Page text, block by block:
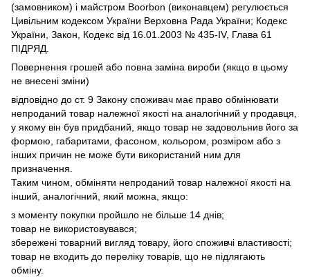
(замовником) і майстром Boorbon (виконавцем) регулюється
Цивільним кодексом України Верховна Рада України; Кодекс
України, Закон, Кодекс від 16.01.2003 № 435-IV, Глава 61
ПІДРЯД.
Повернення грошей або повна заміна вироби (якщо в цьому
не внесені зміни)
відповідно до ст. 9 Закону споживач має право обмінювати
непроданий товар належної якості на аналогічний у продавця,
у якому він був придбаний, якщо товар не задовольнив його за
формою, габаритами, фасоном, кольором, розміром або з
інших причин не може бути використаний ним для
призначення.
Таким чином, обміняти непроданий товар належної якості на
інший, аналогічний, який можна, якщо:
з моменту покупки пройшло не більше 14 днів;
товар не використовувався;
збережені товарний вигляд товару, його споживчі властивості;
товар не входить до переліку товарів, що не підлягають
обміну.